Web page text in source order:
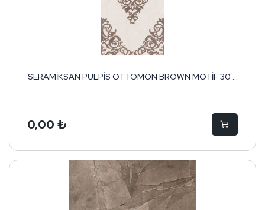
SERAMİKSAN PULPİS OTTOMON BROWN MOTİF 30 ...
0,00 ₺